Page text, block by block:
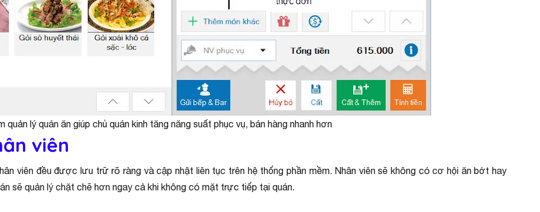
quản lý quán ăn giúp chủ quán kinh tăng năng suất phục vụ, bán hàng nhanh hơn
viên
viên đều được lưu trữ rõ ràng và cập nhật liên tục trên hệ thống phần mềm. Nhân viên sẽ không có cơ hội ăn bớt hay
sẽ quản lý chặt chẽ hơn ngay cả khi không có mặt trực tiếp tại quán.